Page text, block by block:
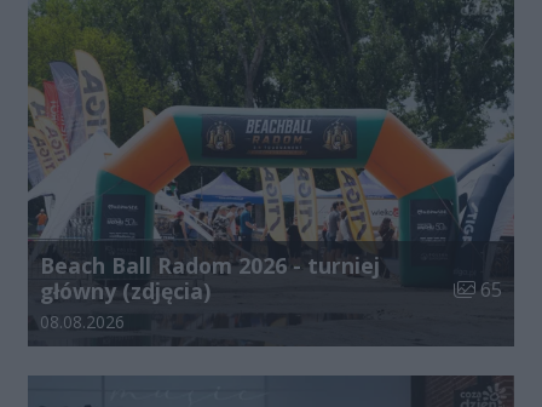
Beach Ball Radom 2026 - turniej
główny (zdjęcia)
Liczba
65
Data dodania galerii:
08.08.2026